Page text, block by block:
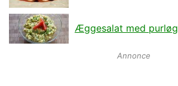
Æggesalat med purløg
Annonce